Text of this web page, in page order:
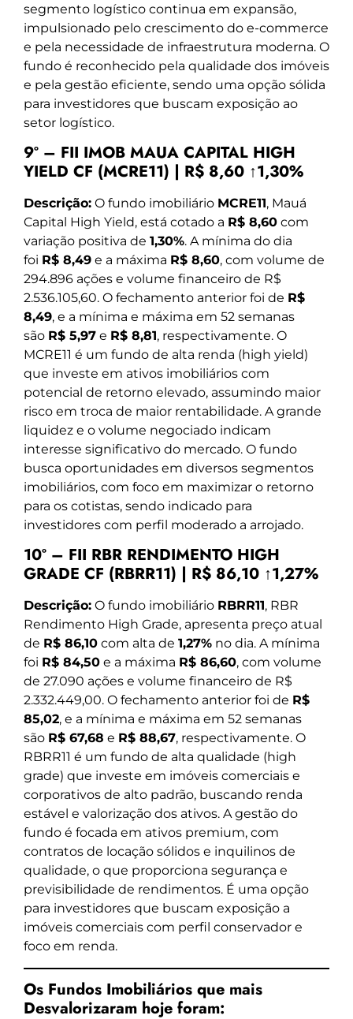
segmento logístico continua em expansão,
impulsionado pelo crescimento do e-commerce
e pela necessidade de infraestrutura moderna. O
fundo é reconhecido pela qualidade dos imóveis
e pela gestão eficiente, sendo uma opção sólida
para investidores que buscam exposição ao
setor logístico.
9º – FII IMOB MAUA CAPITAL HIGH
YIELD CF (MCRE11) | R$ 8,60 ↑1,30%
Descrição: O fundo imobiliário MCRE11, Mauá
Capital High Yield, está cotado a R$ 8,60 com
variação positiva de 1,30%. A mínima do dia
foi R$ 8,49 e a máxima R$ 8,60, com volume de
294.896 ações e volume financeiro de R$
2.536.105,60. O fechamento anterior foi de R$
8,49, e a mínima e máxima em 52 semanas
são R$ 5,97 e R$ 8,81, respectivamente. O
MCRE11 é um fundo de alta renda (high yield)
que investe em ativos imobiliários com
potencial de retorno elevado, assumindo maior
risco em troca de maior rentabilidade. A grande
liquidez e o volume negociado indicam
interesse significativo do mercado. O fundo
busca oportunidades em diversos segmentos
imobiliários, com foco em maximizar o retorno
para os cotistas, sendo indicado para
investidores com perfil moderado a arrojado.
10º – FII RBR RENDIMENTO HIGH
GRADE CF (RBRR11) | R$ 86,10 ↑1,27%
Descrição: O fundo imobiliário RBRR11, RBR
Rendimento High Grade, apresenta preço atual
de R$ 86,10 com alta de 1,27% no dia. A mínima
foi R$ 84,50 e a máxima R$ 86,60, com volume
de 27.090 ações e volume financeiro de R$
2.332.449,00. O fechamento anterior foi de R$
85,02, e a mínima e máxima em 52 semanas
são R$ 67,68 e R$ 88,67, respectivamente. O
RBRR11 é um fundo de alta qualidade (high
grade) que investe em imóveis comerciais e
corporativos de alto padrão, buscando renda
estável e valorização dos ativos. A gestão do
fundo é focada em ativos premium, com
contratos de locação sólidos e inquilinos de
qualidade, o que proporciona segurança e
previsibilidade de rendimentos. É uma opção
para investidores que buscam exposição a
imóveis comerciais com perfil conservador e
foco em renda.
Os Fundos Imobiliários que mais
Desvalorizaram hoje foram: